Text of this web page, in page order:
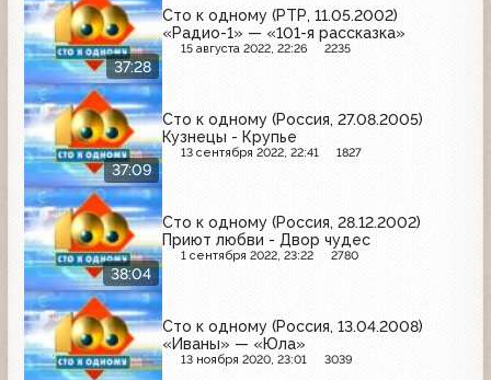
37:28
Сто к одному (РТР, 11.05.2002)
«Радио-1» — «101-я рассказка»
15 августа 2022, 22:26 2235
37:09
Сто к одному (Россия, 27.08.2005)
Кузнецы - Крупье
13 сентября 2022, 22:41 1827
38:04
Сто к одному (Россия, 28.12.2002)
Приют любви - Двор чудес
1 сентября 2022, 23:22 2780
Сто к одному (Россия, 13.04.2008)
«Иваны» — «Юла»
13 ноября 2020, 23:01 3039